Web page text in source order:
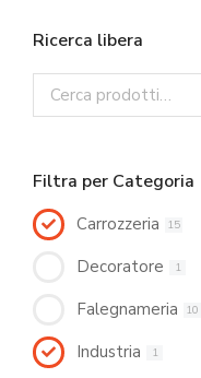
Ricerca libera
Filtra per Categoria
Carrozzeria 15
Decoratore 1
Falegnameria 10
Industria 1